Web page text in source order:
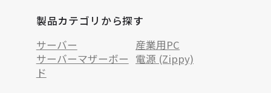
製品カテゴリから探す
サーバー
産業用PC
サーバーマザーボー
ド
電源 (Zippy)